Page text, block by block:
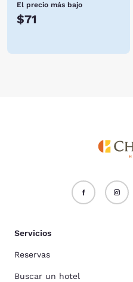
El precio más bajo
$71
Servicios
Reservas
Buscar un hotel